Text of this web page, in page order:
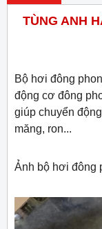
TÙNG ANH
Bộ hơi đông
động cơ đông
giúp chuyển
măng, ron...
Ảnh bộ hơi đông